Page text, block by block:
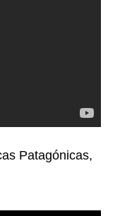
Patagónicas,